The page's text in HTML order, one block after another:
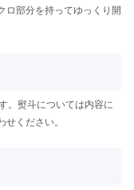
ロ部分を持ってゆっくり開
。熨斗については内容に
ください。